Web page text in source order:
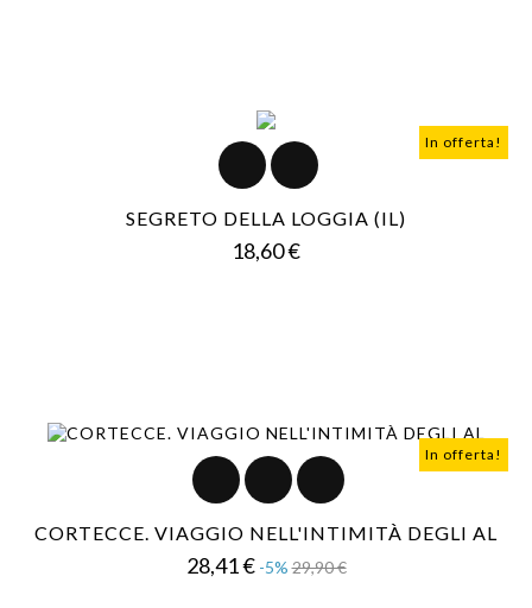
In offerta!
SEGRETO DELLA LOGGIA (IL)
18,60 €Prezzo
In offerta!
CORTECCE. VIAGGIO NELL'INTIMITÀ DEGLI AL
28,41 € Prezzo
-5% 29,90 €Prezzo